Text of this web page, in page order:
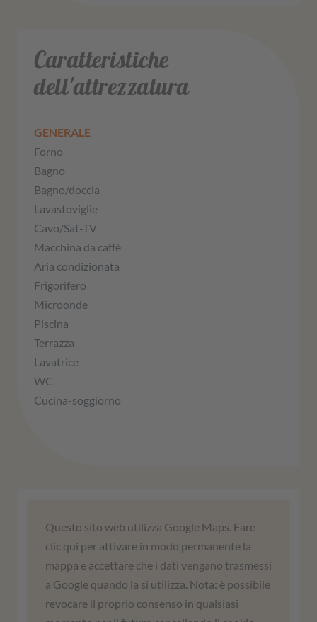
Caratteristiche
dell'attrezzatura
GENERALE
Forno
Bagno
Bagno/doccia
Lavastoviglie
Cavo/Sat-TV
Macchina da caffè
Aria condizionata
Frigorifero
Microonde
Piscina
Terrazza
Lavatrice
WC
Cucina-soggiorno
Abbiamo bisogno del vostro
consenso per caricare il servizio
Google Maps!
Utilizziamo un servizio di terze parti per
incorporare i contenuti delle mappe. Questo
Questo sito web utilizza Google Maps. Fare
clic qui per attivare in modo permanente la
mappa e accettare che i dati vengano trasmessi
a Google quando la si utilizza. Nota: è possibile
revocare il proprio consenso in qualsiasi